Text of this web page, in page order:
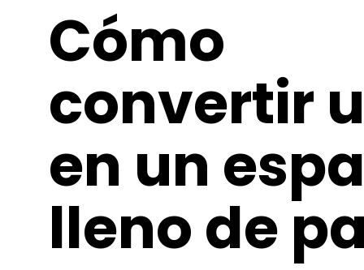
Cómo
convertir
en un
lleno de